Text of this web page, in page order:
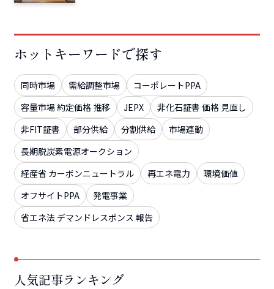
ホットキーワードで探す
同時市場 需給調整市場
コーポレートPPA
容量市場 約定価格 推移
JEPX
非化石証書 価格 見直し
非FIT証書
部分供給 分割供給
市場連動
長期脱炭素電源オークション
経産省 カーボンニュートラル
再エネ電力
環境価値
オフサイトPPA
発電事業
省エネ法 デマンドレスポンス 報告
人気記事ランキング